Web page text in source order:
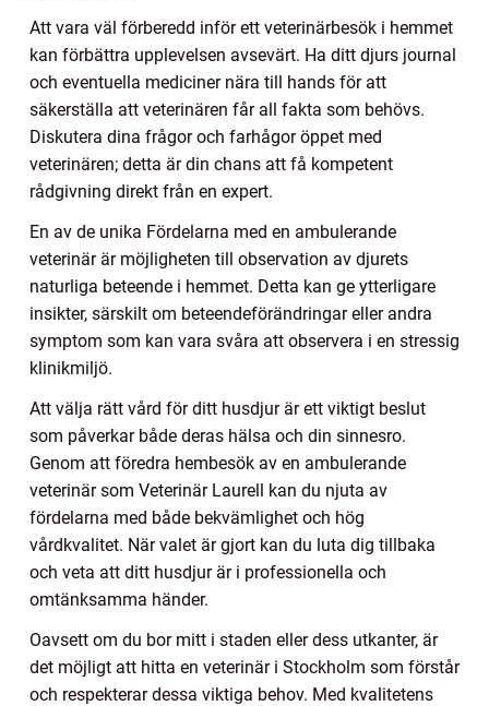
Att vara väl förberedd inför ett veterinärbesök i hemmet
kan förbättra upplevelsen avsevärt. Ha ditt djurs journal
och eventuella mediciner nära till hands för att
säkerställa att veterinären får all fakta som behövs.
Diskutera dina frågor och farhågor öppet med
veterinären; detta är din chans att få kompetent
rådgivning direkt från en expert.
En av de unika Fördelarna med en ambulerande
veterinär är möjligheten till observation av djurets
naturliga beteende i hemmet. Detta kan ge ytterligare
insikter, särskilt om beteendeförändringar eller andra
symptom som kan vara svåra att observera i en stressig
klinikmiljö.
Att välja rätt vård för ditt husdjur är ett viktigt beslut
som påverkar både deras hälsa och din sinnesro.
Genom att föredra hembesök av en ambulerande
veterinär som Veterinär Laurell kan du njuta av
fördelarna med både bekvämlighet och hög
vårdkvalitet. När valet är gjort kan du luta dig tillbaka
och veta att ditt husdjur är i professionella och
omtänksamma händer.
Oavsett om du bor mitt i staden eller dess utkanter, är
det möjligt att hitta en veterinär i Stockholm som förstår
och respekterar dessa viktiga behov. Med kvalitetens